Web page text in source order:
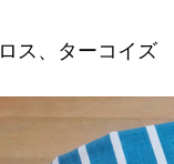
ス、ターコイズ